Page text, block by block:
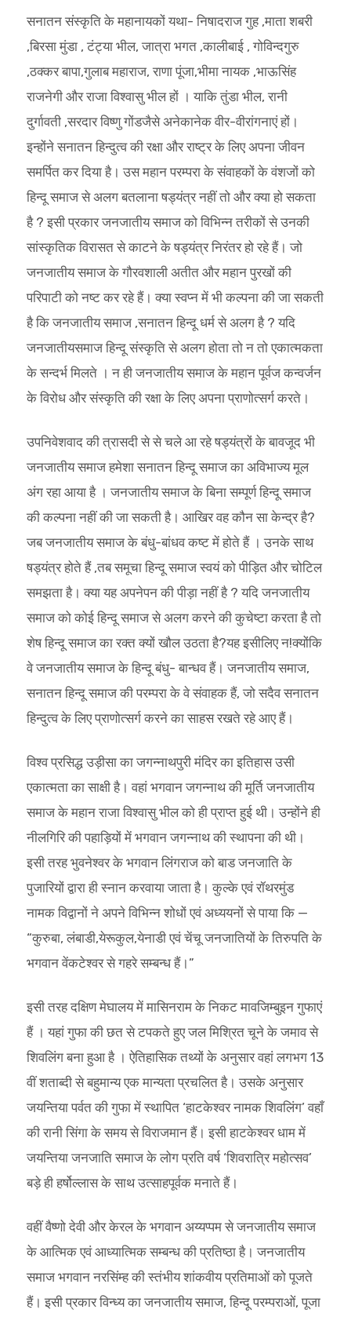
सनातन संस्कृति के महानायकों यथा- निषादराज गुह ,माता शबरी
,बिरसा मुंडा , टंट्या भील, जात्रा भगत ,कालीबाई , गोविन्दगुरु
,ठक्कर बापा,गुलाब महाराज, राणा पूंजा,भीमा नायक ,भाऊसिंह
राजनेगी और राजा विश्वासु भील हों‌ । याकि तुंडा भील, रानी
दुर्गावती ,सरदार विष्णु गोंडजैसे अनेकानेक वीर-वीरांगनाएं हों।
इन्होंने सनातन हिन्दुत्व की रक्षा और राष्ट्र के लिए अपना जीवन
समर्पित कर दिया है। उस महान परम्परा के संवाहकों के वंशजों को
हिन्दू समाज से अलग बतलाना षड्यंत्र नहीं तो और क्या हो सकता
है ? इसी प्रकार जनजातीय समाज को विभिन्न तरीकों से उनकी
सांस्कृतिक विरासत से काटने के षड्यंत्र निरंतर हो रहे हैं। जो
जनजातीय समाज के गौरवशाली अतीत और महान पुरखों की
परिपाटी को नष्ट कर रहे हैं। क्या स्वप्न में भी कल्पना की जा सकती
है कि जनजातीय समाज ,सनातन हिन्दू धर्म से अलग है ? यदि
जनजातीयसमाज हिन्दू संस्कृति से अलग होता तो न तो एकात्मकता
के सन्दर्भ मिलते । न ही जनजातीय समाज के महान पूर्वज कन्वर्जन
के विरोध और संस्कृति की रक्षा के लिए अपना प्राणोत्सर्ग करते।
उपनिवेशवाद की त्रासदी से से चले आ रहे षड्यंत्रों के बावजूद भी
जनजातीय समाज हमेशा सनातन हिन्दू समाज का अविभाज्य मूल
अंग रहा आया है । जनजातीय समाज के बिना सम्पूर्ण हिन्दू समाज
की कल्पना नहीं की जा सकती है। आखिर वह कौन सा केन्द्र है?
जब जनजातीय समाज के बंधु-बांधव कष्ट में होते हैं । उनके साथ
षड्यंत्र होते हैं ,तब समूचा हिन्दू समाज स्वयं को पीड़ित और चोटिल
समझता है। क्या यह अपनेपन की पीड़ा नहीं है ? यदि जनजातीय
समाज को कोई हिन्दू समाज से अलग करने की कुचेष्टा करता है तो
शेष हिन्दू समाज का रक्त क्यों खौल उठता है?यह इसीलिए न!क्योंकि
वे जनजातीय समाज के हिन्दू बंधु- बान्धव हैं। जनजातीय समाज,
सनातन हिन्दू समाज की परम्परा के वे संवाहक हैं, जो सदैव सनातन
हिन्दुत्व के लिए प्राणोत्सर्ग करने का साहस रखते रहे आए हैं।
विश्व प्रसिद्ध उड़ीसा का जगन्नाथपुरी मंदिर का इतिहास उसी
एकात्मता का साक्षी है। वहां भगवान जगन्नाथ की मूर्ति जनजातीय
समाज के महान राजा विश्वासु भील को ही प्राप्त हुई थी। उन्होंने ही
नीलगिरि की पहाड़ियों में भगवान जगन्नाथ की स्थापना की थी।
इसी तरह भुवनेश्वर के भगवान लिंगराज को बाड जनजाति के
पुजारियों द्वारा ही स्नान करवाया जाता है। कुल्के एवं रॉथरमुंड
नामक विद्वानों ने अपने विभिन्न शोधों एवं अध्ययनों से पाया कि —
“कुरुबा, लंबाडी,येरूकुल,येनाडी एवं चेंचू जनजातियों के तिरुपति के
भगवान वेंकटेश्वर से गहरे सम्बन्ध हैं।”
इसी तरह दक्षिण मेघालय में मासिनराम के निकट मावजिम्बुइन गुफाएं
हैं । यहां गुफा की छत से टपकते हुए जल मिश्रित चूने के जमाव से
शिवलिंग बना हुआ है । ऐतिहासिक तथ्यों के अनुसार वहां लगभग 13
वीं शताब्दी से बहुमान्य एक मान्यता प्रचलित है। उसके अनुसार
जयन्तिया पर्वत की गुफा में स्थापित ‘हाटकेश्वर नामक शिवलिंग’ वहाँ
की रानी सिंगा के समय से विराजमान हैं। इसी हाटकेश्वर धाम में
जयन्तिया जनजाति समाज के लोग प्रति वर्ष ‘शिवरात्रि महोत्सव’
बड़े ही हर्षोल्लास के साथ उत्साहपूर्वक मनाते हैं।
वहीं वैष्णो देवी और केरल के भगवान अय्यप्पम से जनजातीय समाज
के आत्मिक एवं आध्यात्मिक सम्बन्ध की प्रतिष्ठा है। जनजातीय
समाज भगवान नरसिंम्ह की स्तंभीय शांकवीय प्रतिमाओं को पूजते
हैं। इसी प्रकार विन्ध्य का जनजातीय समाज, हिन्दू परम्पराओं, पूजा